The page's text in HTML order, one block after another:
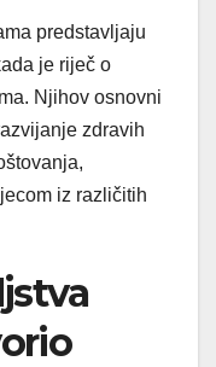
predstavljaju
je riječ o
Njihov osnovni
zdravih
iz različitih